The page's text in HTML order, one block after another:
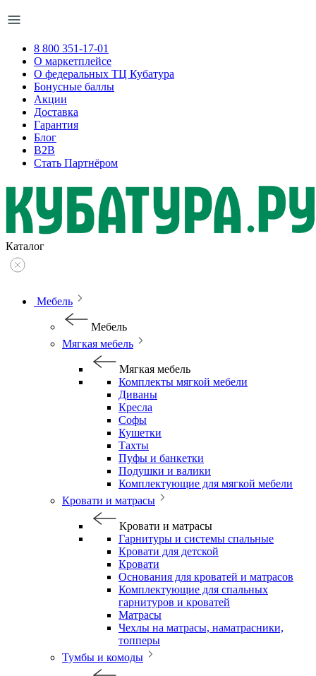
8 800 351-17-01
О маркетплейсе
О федеральных ТЦ Кубатура
Бонусные баллы
Акции
Доставка
Гарантия
Блог
B2B
Стать Партнёром
Каталог
Мебель
Мебель
Мягкая мебель
Мягкая мебель
Комплекты мягкой мебели
Диваны
Кресла
Софы
Кушетки
Тахты
Пуфы и банкетки
Подушки и валики
Комплектующие для мягкой мебели
Кровати и матрасы
Кровати и матрасы
Гарнитуры и системы спальные
Кровати для детской
Кровати
Основания для кроватей и матрасов
Комплектующие для спальных
гарнитуров и кроватей
Матрасы
Чехлы на матрасы, наматрасники,
топперы
Тумбы и комоды